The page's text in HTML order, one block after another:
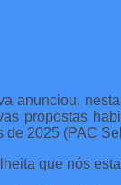
anunciou,
propostas
2025 (PAC
que nós